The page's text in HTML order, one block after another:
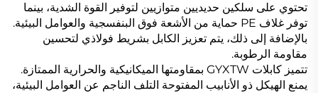
تحتوي على سلكين حديديين متوازيين لتوفير القوة الشدية، بينما
توفر غلاف PE حماية من الأشعة فوق البنفسجية والعوامل البيئية.
بالإضافة إلى ذلك، يتم تعزيز الكابل بشريط فولاذي لتحسين
مقاومة الرطوبة.
تتميز كابلات GYXTW بمقاومتها الميكانيكية والحرارية الممتازة.
يمنع الهيكل ذو الأنابيب المفتوحة التلف الناجم عن العوامل البيئية،